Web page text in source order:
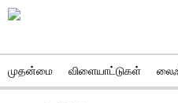
முதன்மை விளையாட்டுகள்